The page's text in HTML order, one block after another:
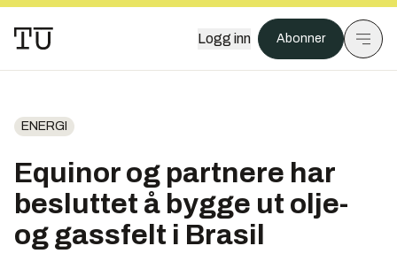
Logg inn Abonner
ENERGI
Equinor og partnere har
besluttet å bygge ut olje-
og gassfelt i Brasil